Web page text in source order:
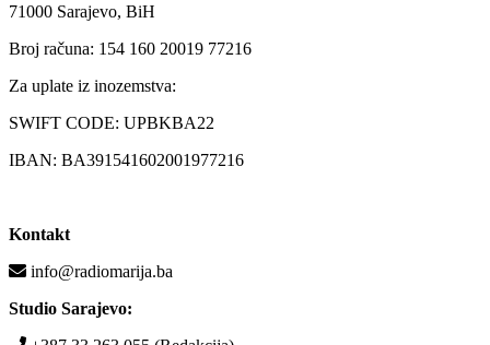
71000 Sarajevo, BiH
Broj računa: 154 160 20019 77216
Za uplate iz inozemstva:
SWIFT CODE: UPBKBA22
IBAN: BA391541602001977216
Kontakt
info@radiomarija.ba
Studio Sarajevo: